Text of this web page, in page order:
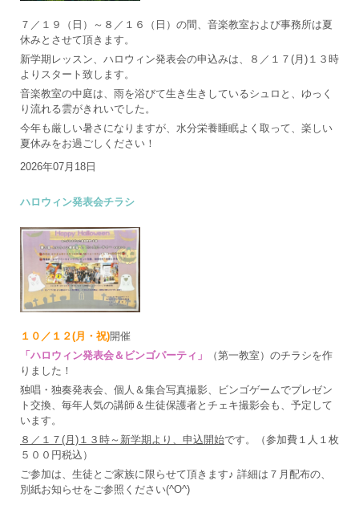
７／１９（日）～８／１６（日）の間、音楽教室および事務所は夏
休みとさせて頂きます。
新学期レッスン、ハロウィン発表会の申込みは、８／１７(月)１３時
よりスタート致します。
音楽教室の中庭は、雨を浴びて生き生きしているシュロと、ゆっく
り流れる雲がきれいでした。
今年も厳しい暑さになりますが、水分栄養睡眠よく取って、楽しい
夏休みをお過ごしください！
2026年07月18日
ハロウィン発表会チラシ
１０／１２(月・祝)開催
「ハロウィン発表会＆ビンゴパーティ」
（第一教室）のチラシを作
りました！
独唱・独奏発表会、個人＆集合写真撮影、ビンゴゲームでプレゼン
ト交換、毎年人気の講師＆生徒保護者とチェキ撮影会も、予定して
います。
８／１７(月)１３時～新学期より、申込開始です。（参加費１人１枚
５００円税込）
ご参加は、生徒とご家族に限らせて頂きます♪ 詳細は７月配布の、
別紙お知らせをご参照ください(^O^)